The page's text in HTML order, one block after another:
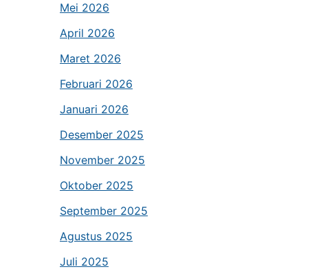
Mei 2026
April 2026
Maret 2026
Februari 2026
Januari 2026
Desember 2025
November 2025
Oktober 2025
September 2025
Agustus 2025
Juli 2025